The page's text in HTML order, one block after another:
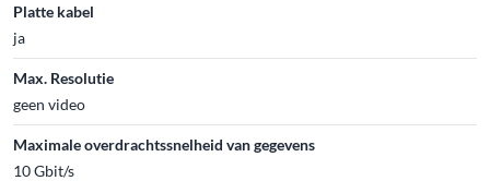
Platte kabel
ja
Max. Resolutie
geen video
Maximale overdrachtssnelheid van gegevens
10 Gbit/s